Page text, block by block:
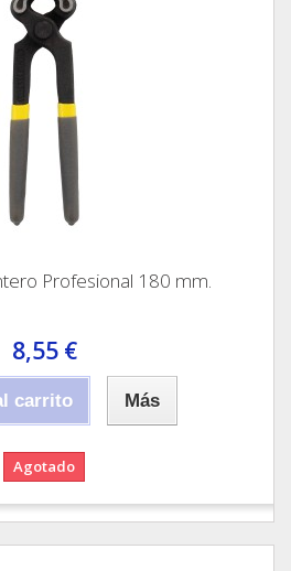
Profesional 180 mm.
8,55 €
carrito Más
Agotado